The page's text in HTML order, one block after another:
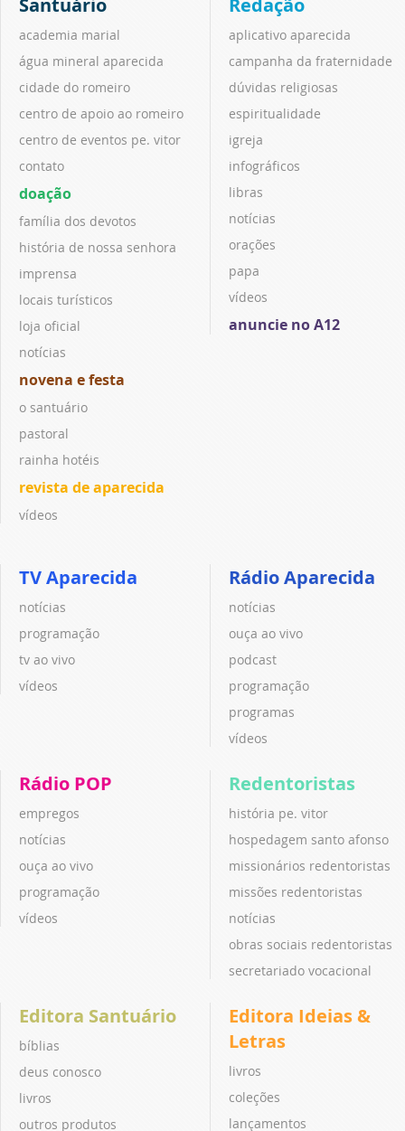
academia marial
água mineral aparecida
cidade do romeiro
centro de apoio ao romeiro
centro de eventos pe. vitor
contato
doação
família dos devotos
história de nossa senhora
imprensa
locais turísticos
loja oficial
notícias
novena e festa
o santuário
pastoral
rainha hotéis
revista de aparecida
vídeos
aplicativo aparecida
campanha da fraternidade
dúvidas religiosas
espiritualidade
igreja
infográficos
libras
notícias
orações
papa
vídeos
anuncie no A12
TV Aparecida
notícias
programação
tv ao vivo
vídeos
Rádio Aparecida
notícias
ouça ao vivo
podcast
programação
programas
vídeos
Rádio POP
empregos
notícias
ouça ao vivo
programação
vídeos
Redentoristas
história pe. vitor
hospedagem santo afonso
missionários redentoristas
missões redentoristas
notícias
obras sociais redentoristas
secretariado vocacional
Editora Santuário
bíblias
deus conosco
livros
outros produtos
Editora Ideias &
Letras
livros
coleções
lançamentos